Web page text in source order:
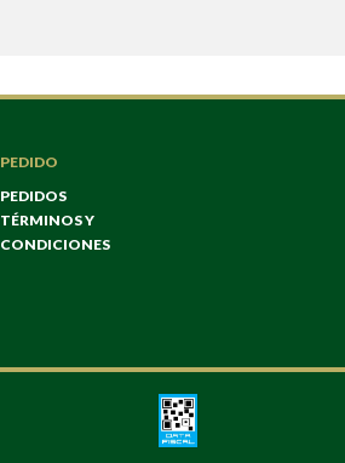
PEDIDO
PEDIDOS
TÉRMINOS Y
CONDICIONES